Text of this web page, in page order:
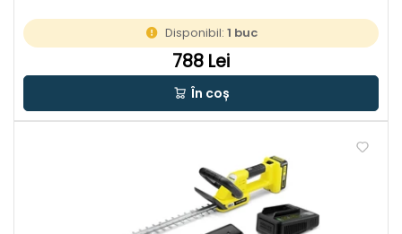
Disponibil:1 buc
788 Lei
În coș